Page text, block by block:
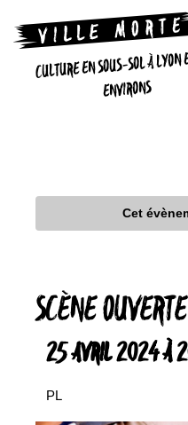
CULTURE EN SOUS-SOL À LYON
ENVIRONS
Cet
SCÈNE
25 AVRIL 2024 À
PL